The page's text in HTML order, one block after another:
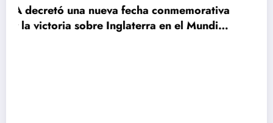
conmemorativa
en el Mundial